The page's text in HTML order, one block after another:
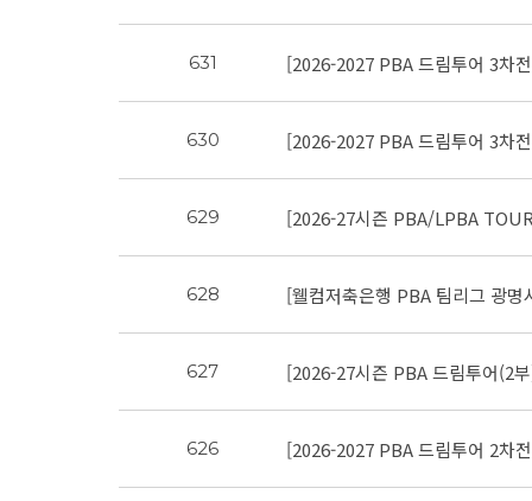
631 [2026-2027 PBA 드림투어 3차
630 [2026-2027 PBA 드림투어 3차
629 [2026-27시즌 PBA/LPBA
628 [웰컴저축은행 PBA 팀리그 광
627 [2026-27시즌 PBA 드림투어(2
626 [2026-2027 PBA 드림투어 2차